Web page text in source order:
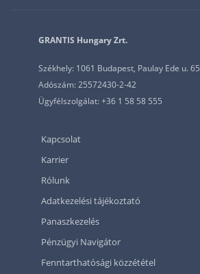
GRANTIS Hungary Zrt.
Székhely: 1061 Budapest, Paulay Ede u. 65
Adószám: 25572430-2-42
Ügyfélszolgálat: +36 1 58 58 555
Kapcsolat
Karrier
Rólunk
Adatkezelési tájékoztató
Panaszkezelés
Pénzügyi Navigátor
Fenntarthatósági közzététel